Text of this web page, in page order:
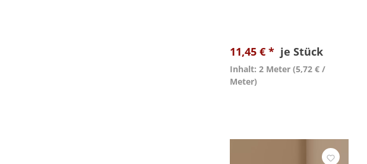
11,45 € * je Stück
Inhalt: 2 Meter (5,72 € /
Meter)